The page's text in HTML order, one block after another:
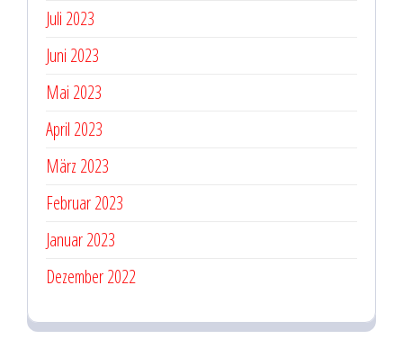
Juli 2023
Juni 2023
Mai 2023
April 2023
März 2023
Februar 2023
Januar 2023
Dezember 2022